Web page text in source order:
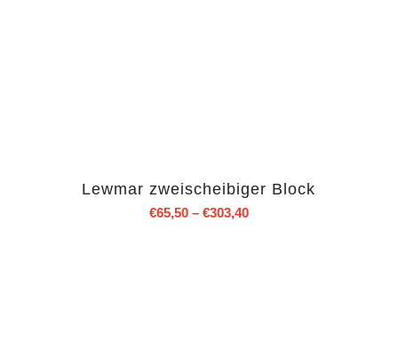
Lewmar zweischeibiger Block
€65,50– €303,40